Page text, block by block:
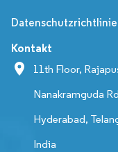
Datenschutzrichtlinie
Kontakt
11th Floor,
Nanakramguda
Hyderabad,
India